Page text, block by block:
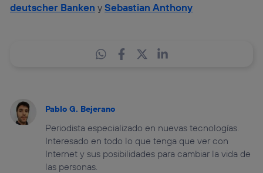
deutscher Banken ySebastian Anthony
Pablo G. Bejerano
Periodista especializado en nuevas tecnologías.
Interesado en todo lo que tenga que ver con
Internet y sus posibilidades para cambiar la vida de
las personas.